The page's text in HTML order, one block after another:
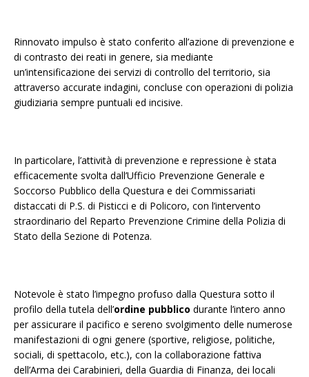
Rinnovato impulso è stato conferito all’azione di prevenzione e
di contrasto dei reati in genere, sia mediante
un’intensificazione dei servizi di controllo del territorio, sia
attraverso accurate indagini, concluse con operazioni di polizia
giudiziaria sempre puntuali ed incisive.
In particolare, l’attività di prevenzione e repressione è stata
efficacemente svolta dall’Ufficio Prevenzione Generale e
Soccorso Pubblico della Questura e dei Commissariati
distaccati di P.S. di Pisticci e di Policoro, con l’intervento
straordinario del Reparto Prevenzione Crimine della Polizia di
Stato della Sezione di Potenza.
Notevole è stato l’impegno profuso dalla Questura sotto il
profilo della tutela dell’ordine pubblico durante l’intero anno
per assicurare il pacifico e sereno svolgimento delle numerose
manifestazioni di ogni genere (sportive, religiose, politiche,
sociali, di spettacolo, etc.), con la collaborazione fattiva
dell’Arma dei Carabinieri, della Guardia di Finanza, dei locali